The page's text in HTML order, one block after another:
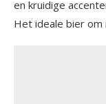
en kruidige
Het ideale bier